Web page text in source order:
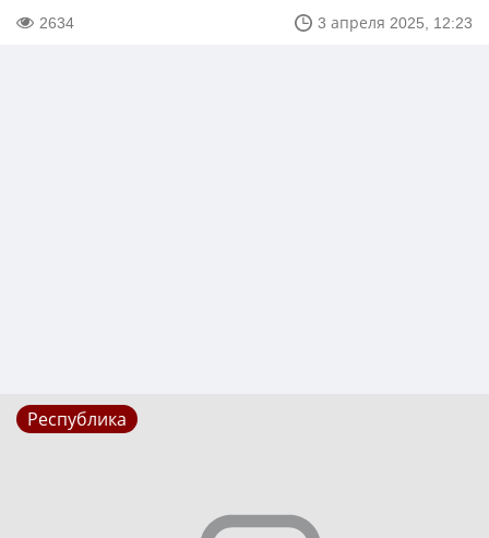
2634 3 апреля 2025, 12:23
Республика